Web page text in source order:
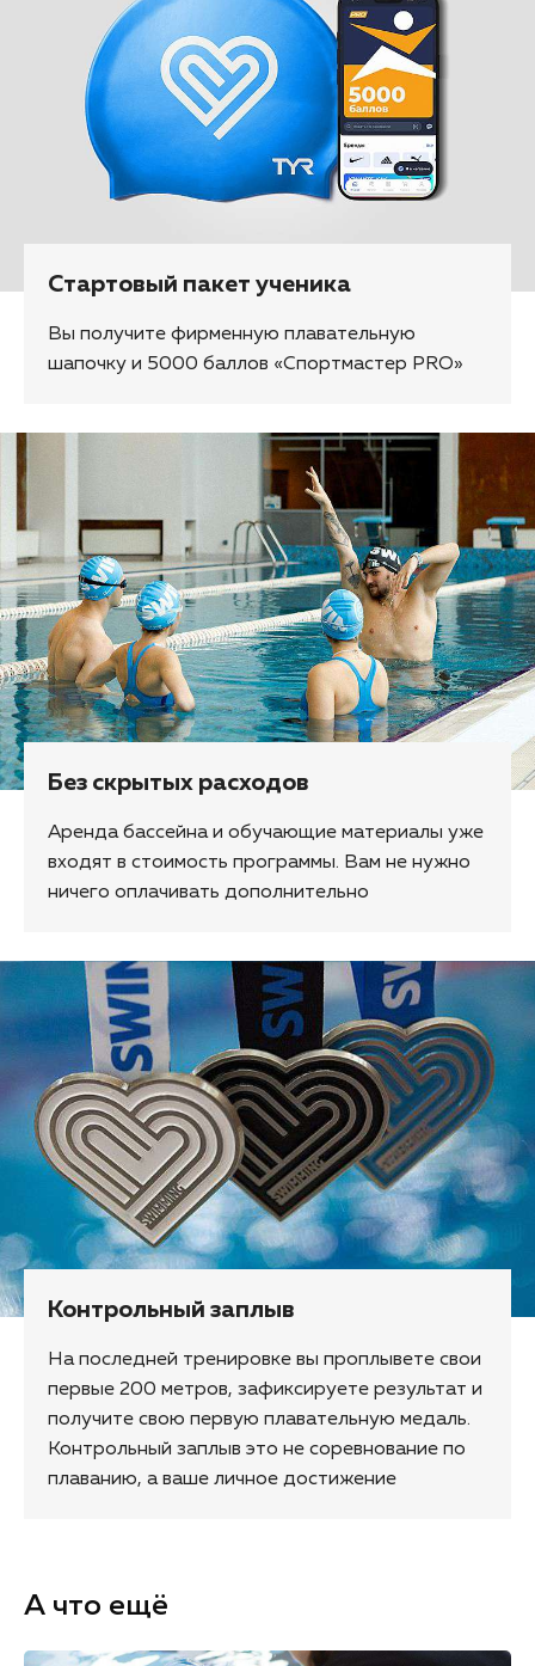
Стартовый пакет ученика
Вы получите фирменную плавательную
шапочку и 5000 баллов «Спортмастер PRO»
Без скрытых расходов
Аренда бассейна и обучающие материалы уже
входят в стоимость программы. Вам не нужно
ничего оплачивать дополнительно
Контрольный заплыв
На последней тренировке вы проплывете свои
первые 200 метров, зафиксируете результат и
получите свою первую плавательную медаль.
Контрольный заплыв это не соревнование по
плаванию, а ваше личное достижение
А что ещё